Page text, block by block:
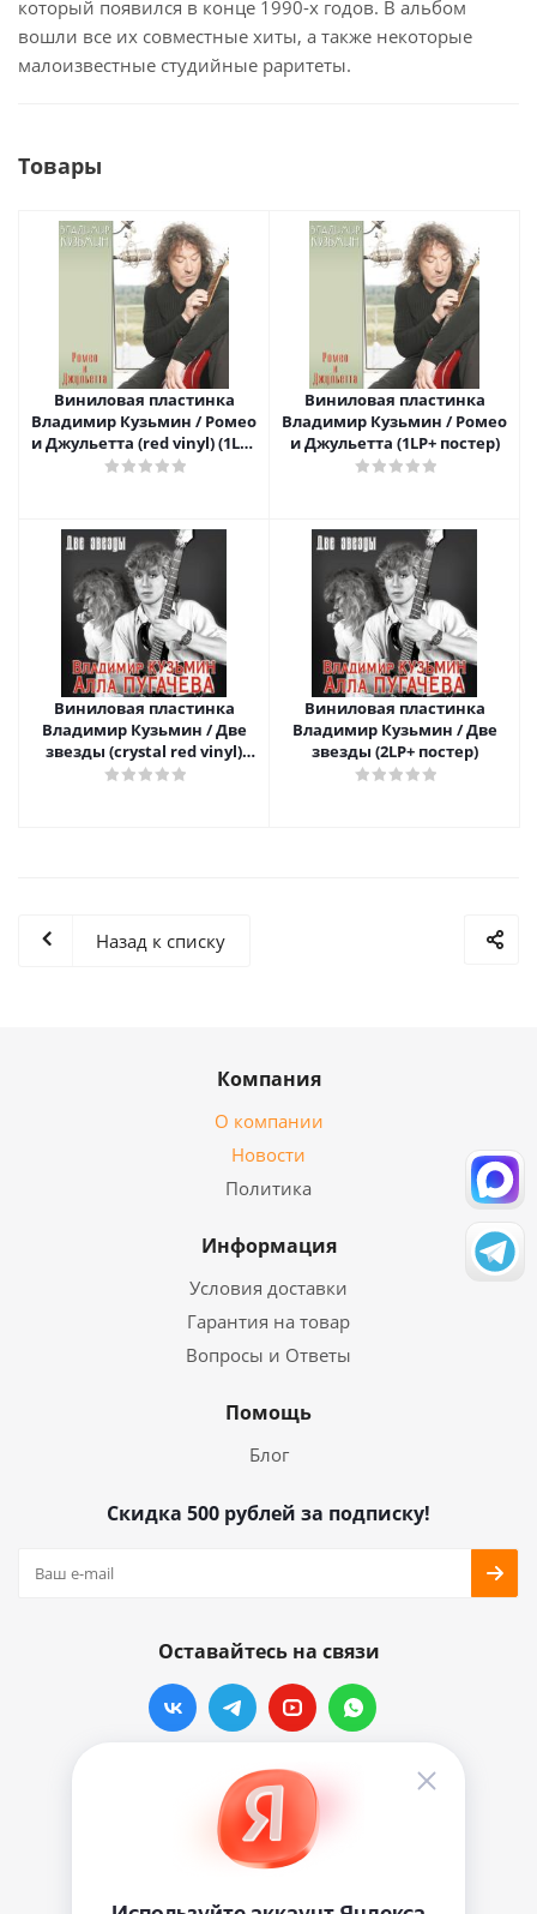
который появился в конце 1990-х годов. В альбом
вошли все их совместные хиты, а также некоторые
малоизвестные студийные раритеты.
Товары
Виниловая пластинка
Владимир Кузьмин / Ромео
и Джульетта (red vinyl) (1LP+
постер)
Виниловая пластинка
Владимир Кузьмин / Ромео
и Джульетта (1LP+ постер)
Виниловая пластинка
Владимир Кузьмин / Две
звезды (crystal red vinyl)
(2LP+ постер)
Виниловая пластинка
Владимир Кузьмин / Две
звезды (2LP+ постер)
Назад к списку
Компания
О компании
Новости
Политика
Информация
Условия доставки
Гарантия на товар
Вопросы и Ответы
Помощь
Блог
Скидка 500 рублей за подписку!
Оставайтесь на связи
Наши контакты
info@vinylmarkt.ru